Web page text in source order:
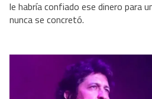
le habría confiado ese dinero para
nunca se concretó.